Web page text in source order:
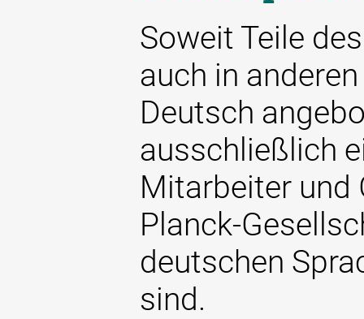
Soweit Teile
auch in
Deutsch
ausschließlich
Mitarbeiter und
Planck-
deutschen
sind.